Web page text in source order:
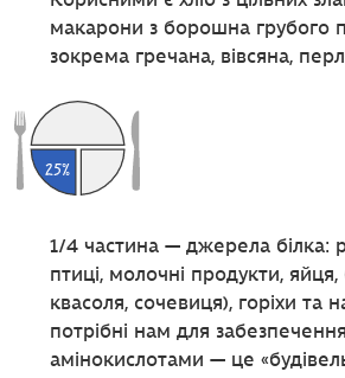
макарони з борошна грубого
зокрема гречана, вівсяна,
1/4 частина — джерела білка:
птиці, молочні продукти, яйця,
квасоля, сочевиця), горіхи та
потрібні нам для
амінокислотами — це